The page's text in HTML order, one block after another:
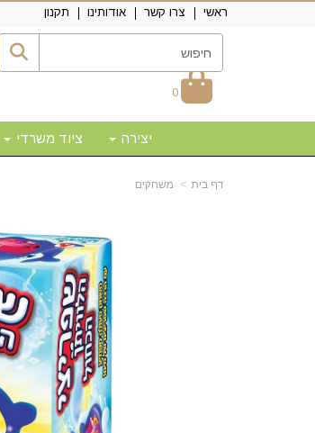
ראשי צרו קשר אודותינו תקנון
0
יצירה ציוד משרדי
דף בית משחקים